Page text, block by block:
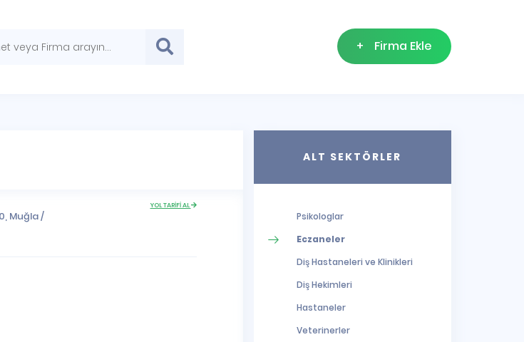
+ Firma Ekle
Muğla/
YOL TARİFİ AL
ALT SEKTÖRLER
Psikologlar
Eczaneler
Diş Hastaneleri ve Klinikleri
Diş Hekimleri
Hastaneler
Veterinerler